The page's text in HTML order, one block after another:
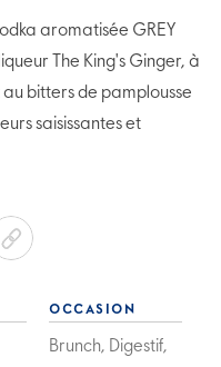
aromatisée GREY
The King's Ginger, à
bitters de pamplousse
saisissantes et
OCCASION
Brunch, Digestif,